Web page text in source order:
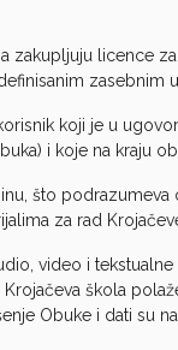
zakupljuju licence
zasebnim
koji je u
i koje na kraju
što
za rad
video i
škola
Obuke i dati su